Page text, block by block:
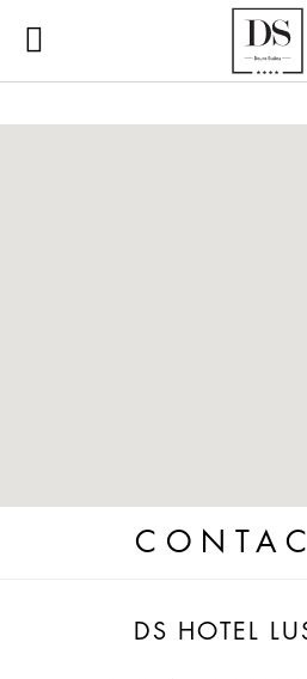
DS HOTEL